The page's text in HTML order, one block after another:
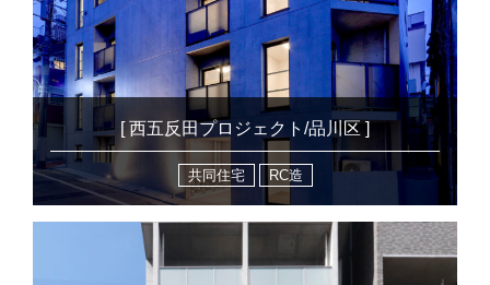
[ 西五反田プロジェクト/品川区 ]
共同住宅 RC造